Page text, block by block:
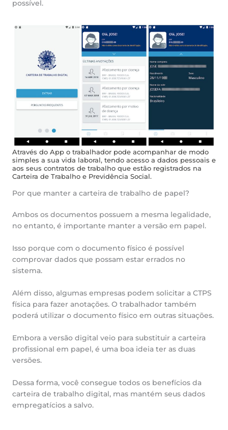
possível.
Através do App o trabalhador pode acompanhar de modo
simples a sua vida laboral, tendo acesso a dados pessoais e
aos seus contratos de trabalho que estão registrados na
Carteira de Trabalho e Previdência Social.
Por que manter a carteira de trabalho de papel?
Ambos os documentos possuem a mesma legalidade,
no entanto, é importante manter a versão em papel.
Isso porque com o documento físico é possível
comprovar dados que possam estar errados no
sistema.
Além disso, algumas empresas podem solicitar a CTPS
física para fazer anotações. O trabalhador também
poderá utilizar o documento físico em outras situações.
Embora a versão digital veio para substituir a carteira
profissional em papel, é uma boa ideia ter as duas
versões.
Dessa forma, você consegue todos os benefícios da
carteira de trabalho digital, mas mantém seus dados
empregatícios a salvo.